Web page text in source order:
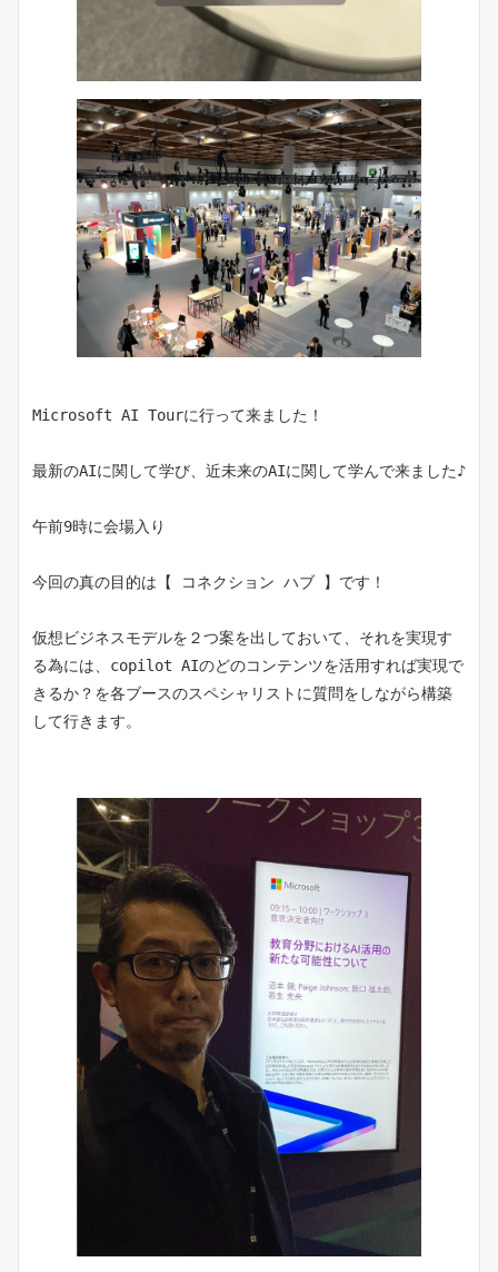
Microsoft AI Tourに行って来ました！
最新のAIに関して学び、近未来のAIに関して学んで来ました♪
午前9時に会場入り
今回の真の目的は【 コネクション ハブ 】です！
仮想ビジネスモデルを２つ案を出しておいて、それを実現す
る為には、copilot AIのどのコンテンツを活用すれば実現で
きるか？を各ブースのスペシャリストに質問をしながら構築
して行きます。